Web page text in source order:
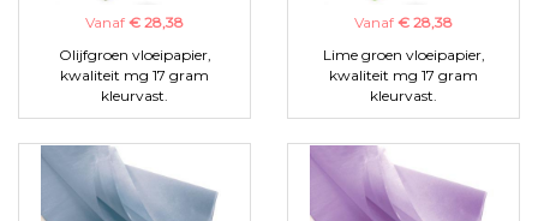
Vanaf € 28,38
Olijfgroen vloeipapier,
kwaliteit mg 17 gram
kleurvast.
Vanaf € 28,38
Lime groen vloeipapier,
kwaliteit mg 17 gram
kleurvast.